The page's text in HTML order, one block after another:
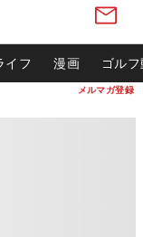
メルマガ登録
イフ 漫画 ゴル